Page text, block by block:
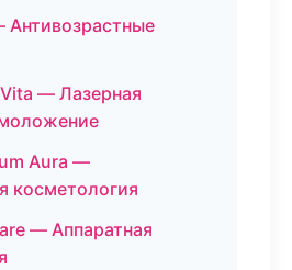
— Лазерная
Aura —
косметология
— Аппаратная